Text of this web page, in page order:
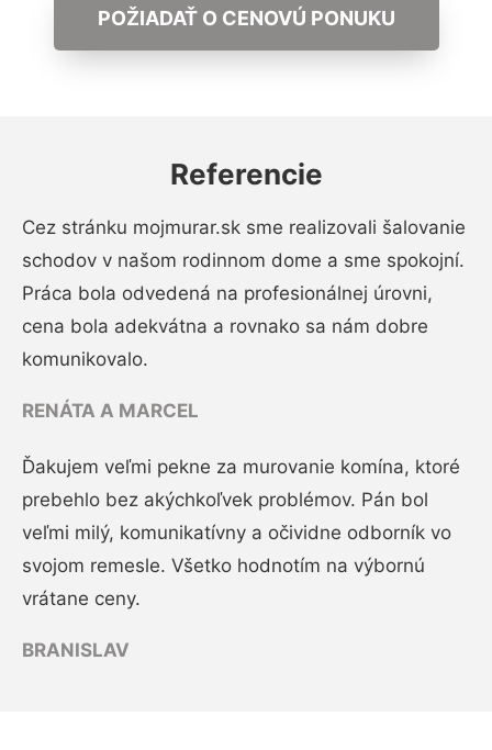
POŽIADAŤ O CENOVÚ PONUKU
Referencie
Cez stránku mojmurar.sk sme realizovali šalovanie
schodov v našom rodinnom dome a sme spokojní.
Práca bola odvedená na profesionálnej úrovni,
cena bola adekvátna a rovnako sa nám dobre
komunikovalo.
RENÁTA A MARCEL
Ďakujem veľmi pekne za murovanie komína, ktoré
prebehlo bez akýchkoľvek problémov. Pán bol
veľmi milý, komunikatívny a očividne odborník vo
svojom remesle. Všetko hodnotím na výbornú
vrátane ceny.
BRANISLAV